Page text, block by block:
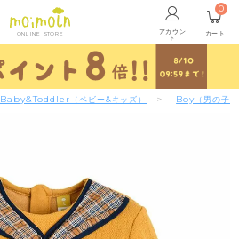
ONLINE STORE アカウン
ト カート
0
Baby&Toddler （ベビー&キッズ） Boy （男の子）